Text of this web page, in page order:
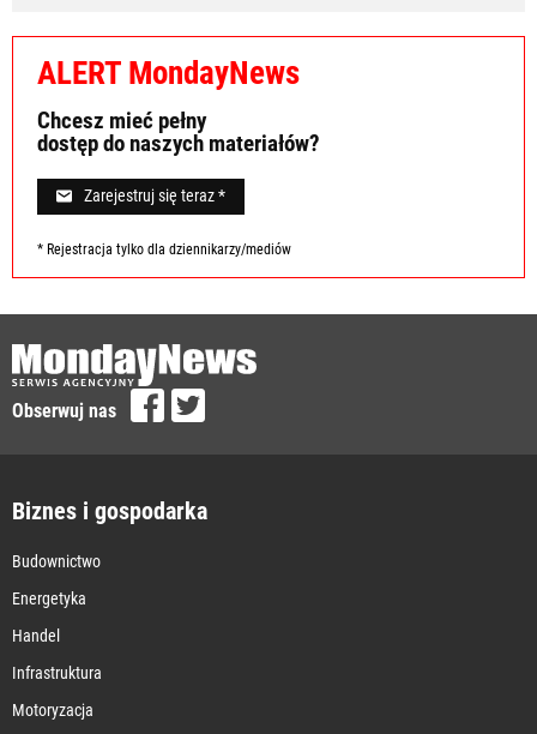
ALERT MondayNews
Chcesz mieć pełny
dostęp do naszych materiałów?
Zarejestruj się teraz *
* Rejestracja tylko dla dziennikarzy/mediów
Obserwuj nas
Biznes i gospodarka
Budownictwo
Energetyka
Handel
Infrastruktura
Motoryzacja